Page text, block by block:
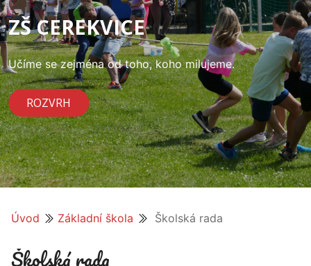
ZŠ CEREKVICE
Učíme se zejména od toho, koho milujeme.
ROZVRH
Úvod Základní škola Školská rada
Školská rada